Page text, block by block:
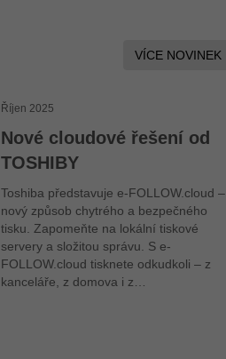
VÍCE NOVINEK
Říjen 2025
Nové cloudové řešení od
TOSHIBY
Toshiba představuje e-FOLLOW.cloud –
nový způsob chytrého a bezpečného
tisku. Zapomeňte na lokální tiskové
servery a složitou správu. S e-
FOLLOW.cloud tisknete odkudkoli – z
kanceláře, z domova i z…